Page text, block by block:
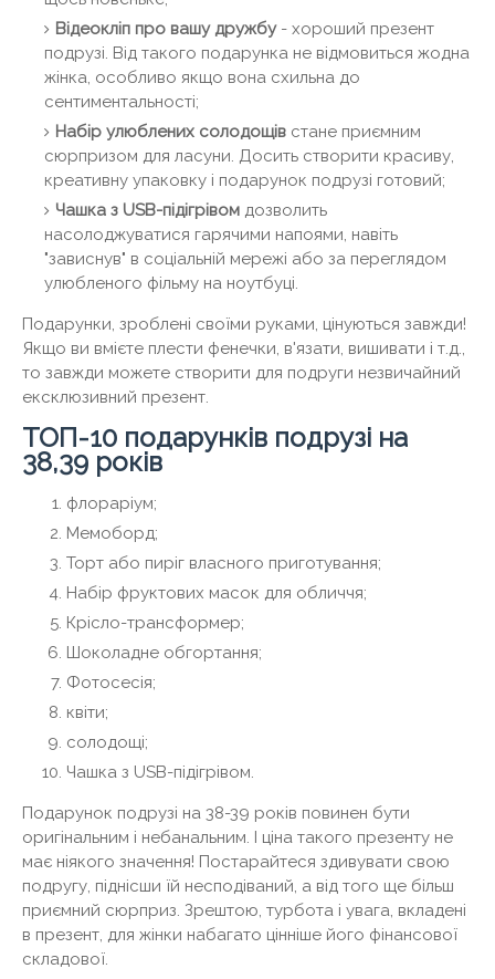
Відеокліп про вашу дружбу- хороший презент
подрузі. Від такого подарунка не відмовиться жодна
жінка, особливо якщо вона схильна до
сентиментальності;
Набір улюблених солодощів стане приємним
сюрпризом для ласуни. Досить створити красиву,
креативну упаковку і подарунок подрузі готовий;
Чашка з USB-підігрівом дозволить
насолоджуватися гарячими напоями, навіть
"зависнув" в соціальній мережі або за переглядом
улюбленого фільму на ноутбуці.
Подарунки, зроблені своїми руками, цінуються завжди!
Якщо ви вмієте плести фенечки, в'язати, вишивати і т.д.,
то завжди можете створити для подруги незвичайний
ексклюзивний презент.
ТОП-10 подарунків подрузі на
38,39 років
флораріум;
Мемоборд;
Торт або пиріг власного приготування;
Набір фруктових масок для обличчя;
Крісло-трансформер;
Шоколадне обгортання;
Фотосесія;
квіти;
солодощі;
Чашка з USB-підігрівом.
Подарунок подрузі на 38-39 років повинен бути
оригінальним і небанальним. І ціна такого презенту не
має ніякого значення! Постарайтеся здивувати свою
подругу, піднісши їй несподіваний, а від того ще більш
приємний сюрприз. Зрештою, турбота і увага, вкладені
в презент, для жінки набагато цінніше його фінансової
складової.